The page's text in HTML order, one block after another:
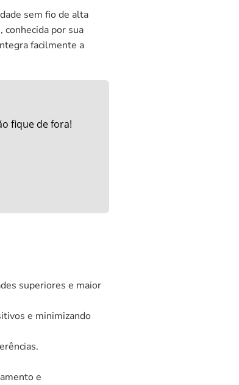
sem fio de alta
por sua
facilmente a
fique de fora!
superiores e maior
e minimizando
e